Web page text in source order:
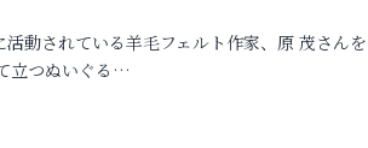
動されている羊毛フェルト作家、原 茂さん
立つぬいぐる…